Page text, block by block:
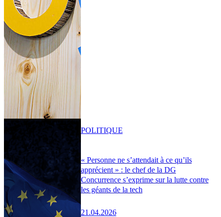
« Personne ne s’attendait à ce qu’ils
apprécient » : le chef de la DG
Concurrence s’exprime sur la lutte contre
les géants de la tech
21.04.2026
POLITIQUE